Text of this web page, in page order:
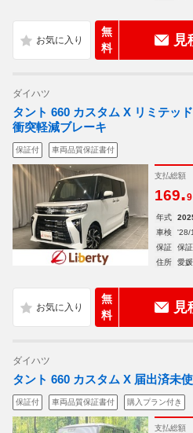
無
料
見
ダイハツ
タント 660 カスタム X リミテ
衝突軽減ブレーキ
保証付 車両品質保証書付
支払総額
169.9
年式
車検
'28/
保証
保
住所
愛
無
料
見
ダイハツ
タント 660 カスタム X 届出済未
保証付 車両品質保証書付 購入プラン付き
支払総額